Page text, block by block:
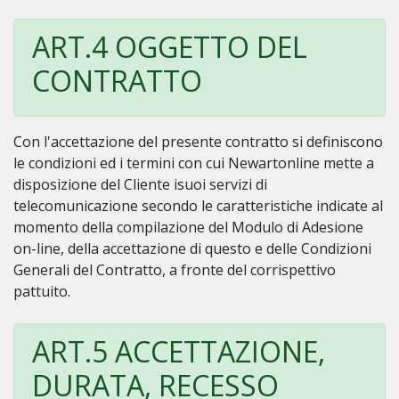
ART.4 OGGETTO DEL
CONTRATTO
Con l'accettazione del presente contratto si definiscono
le condizioni ed i termini con cui Newartonline mette a
disposizione del Cliente isuoi servizi di
telecomunicazione secondo le caratteristiche indicate al
momento della compilazione del Modulo di Adesione
on-line, della accettazione di questo e delle Condizioni
Generali del Contratto, a fronte del corrispettivo
pattuito.
ART.5 ACCETTAZIONE,
DURATA, RECESSO